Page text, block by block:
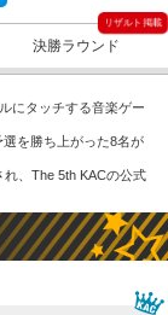
決勝ラウンド
にタッチする音楽ゲー
選を勝ち上がった8名が
、The 5th KACの公式